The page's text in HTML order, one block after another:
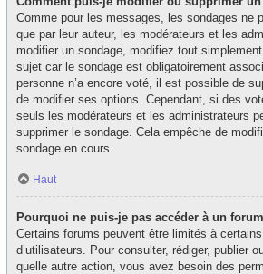
Comme pour les messages, les sondages ne
que par leur auteur, les modérateurs et les
modifier un sondage, modifiez tout
sujet car le sondage est obligatoirement
personne n’a encore voté, il est possible de
de modifier ses options. Cependant, si des
seuls les modérateurs et les administrateurs
supprimer le sondage. Cela empêche de
sondage en cours.
Haut
Pourquoi ne puis-je pas accéder à un
Certains forums peuvent être limités à
d’utilisateurs. Pour consulter, rédiger, publier
quelle autre action, vous avez besoin des